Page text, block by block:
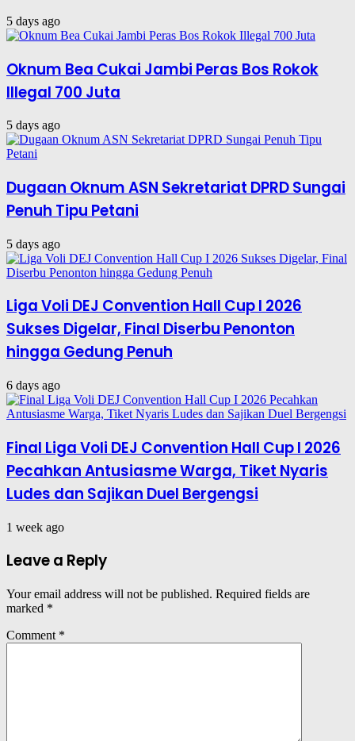
5 days ago
Oknum Bea Cukai Jambi Peras Bos Rokok
Illegal 700 Juta
5 days ago
Dugaan Oknum ASN Sekretariat DPRD Sungai
Penuh Tipu Petani
5 days ago
Liga Voli DEJ Convention Hall Cup I 2026
Sukses Digelar, Final Diserbu Penonton
hingga Gedung Penuh
6 days ago
Final Liga Voli DEJ Convention Hall Cup I 2026
Pecahkan Antusiasme Warga, Tiket Nyaris
Ludes dan Sajikan Duel Bergengsi
1 week ago
Leave a Reply
Your email address will not be published. Required fields are
marked *
Comment *